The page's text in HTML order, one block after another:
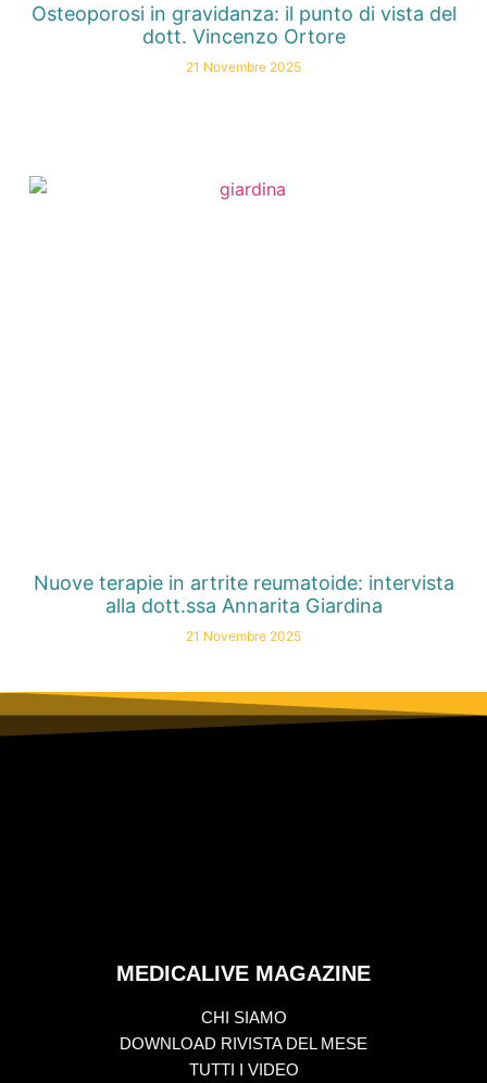
Osteoporosi in gravidanza: il punto di vista del
dott. Vincenzo Ortore
21 Novembre 2025
Nuove terapie in artrite reumatoide: intervista
alla dott.ssa Annarita Giardina
21 Novembre 2025
MEDICALIVE MAGAZINE
CHI SIAMO
DOWNLOAD RIVISTA DEL MESE
TUTTI I VIDEO